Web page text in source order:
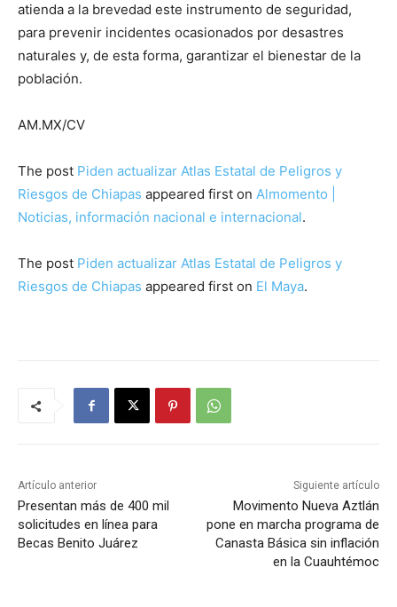
atienda a la brevedad este instrumento de seguridad,
para prevenir incidentes ocasionados por desastres
naturales y, de esta forma, garantizar el bienestar de la
población.
AM.MX/CV
The post Piden actualizar Atlas Estatal de Peligros y
Riesgos de Chiapas appeared first on Almomento |
Noticias, información nacional e internacional.
The post Piden actualizar Atlas Estatal de Peligros y
Riesgos de Chiapas appeared first on El Maya.
Artículo anterior
Presentan más de 400 mil
solicitudes en línea para
Becas Benito Juárez
Siguiente artículo
Movimento Nueva Aztlán
pone en marcha programa de
Canasta Básica sin inflación
en la Cuauhtémoc